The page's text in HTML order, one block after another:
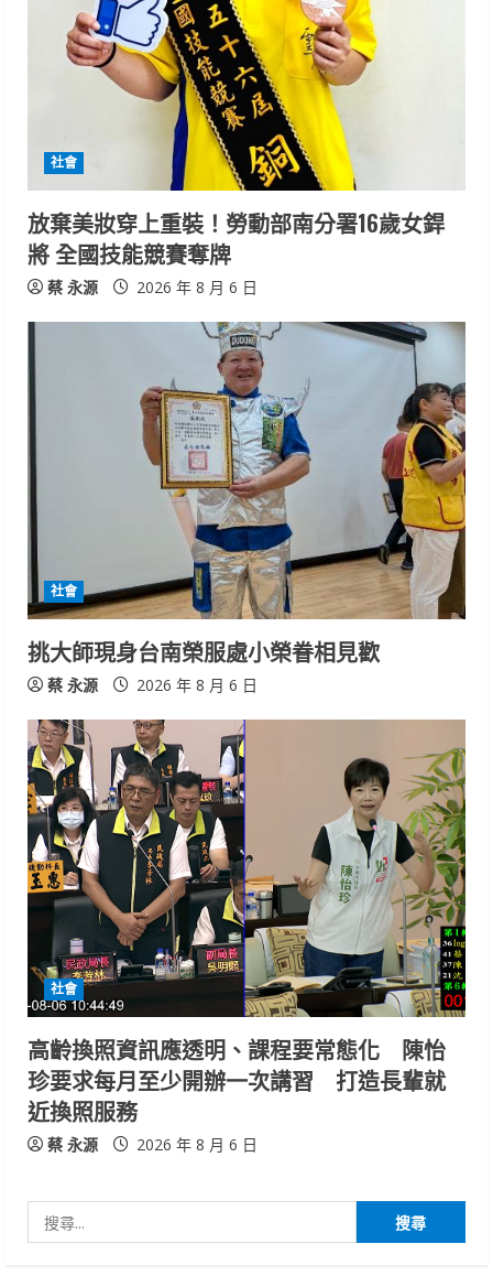
n
g
社會
放棄美妝穿上重裝！勞動部南分署16歲女銲
將 全國技能競賽奪牌
蔡 永源 2026 年 8 月 6 日
社會
挑大師現身台南榮服處小榮眷相見歡
蔡 永源 2026 年 8 月 6 日
社會
高齡換照資訊應透明、課程要常態化 陳怡
珍要求每月至少開辦一次講習 打造長輩就
近換照服務
蔡 永源 2026 年 8 月 6 日
尋